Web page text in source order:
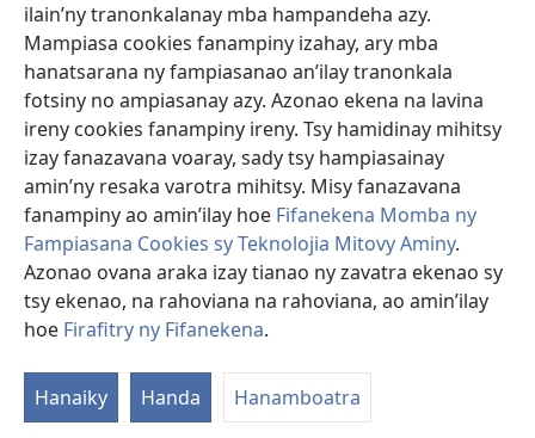
ilain’ny tranonkalanay mba hampandeha azy.
Mampiasa cookies fanampiny izahay, ary mba
hanatsarana ny fampiasanao an’ilay tranonkala
fotsiny no ampiasanay azy. Azonao ekena na lavina
ireny cookies fanampiny ireny. Tsy hamidinay mihitsy
izay fanazavana voaray, sady tsy hampiasainay
amin’ny resaka varotra mihitsy. Misy fanazavana
fanampiny ao amin’ilay hoe Fifanekena Momba ny
Fampiasana Cookies sy Teknolojia Mitovy Aminy.
Azonao ovana araka izay tianao ny zavatra ekenao sy
tsy ekenao, na rahoviana na rahoviana, ao amin’ilay
hoe Firafitry ny Fifanekena.
Hanaiky Handa Hanamboatra
FITEHIRIZAM-BOKIN’NY Vavolombelon’i Jehovah
(manokatra
rohy)
JW Hub
(manokatra
rohy)
JW Library
Watchtower Library ®
Copyright© 2026 Watch Tower Bible and Tract Society of Pennsylvania.
FIFANEKENA| FIFANEKENA MOMBA NY TSIAMBARATELO
NY FIFANEKENA